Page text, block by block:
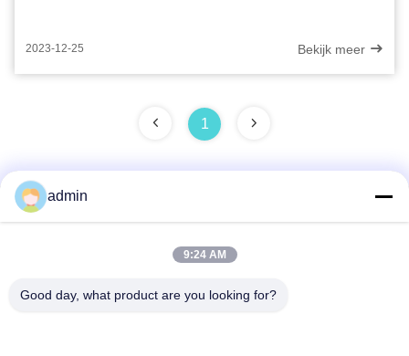
2023-12-25 Bekijk meer
1
38 Shafu Avenue, Longjiang Town, Shunde District, Foshan
admin
9:24 AM
Good day, what product are you looking for?